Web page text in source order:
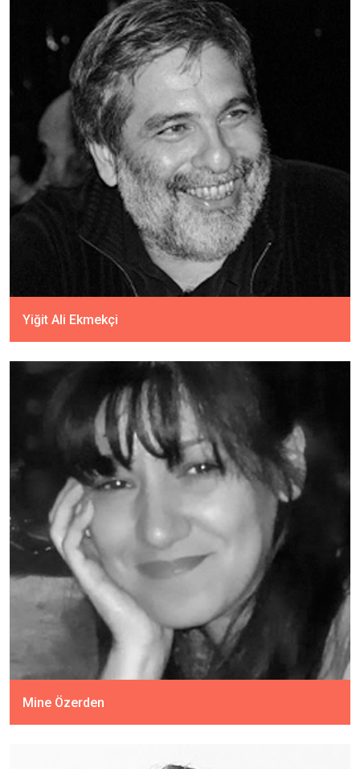
Yiğit Ali Ekmekçi
Mine Özerden